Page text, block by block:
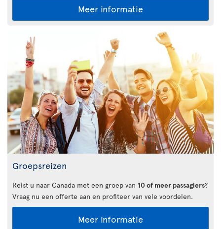
Meer informatie
Groepsreizen
Reist u naar Canada met een groep van 10 of meer passagiers?
Vraag nu een offerte aan en profiteer van vele voordelen.
Meer informatie